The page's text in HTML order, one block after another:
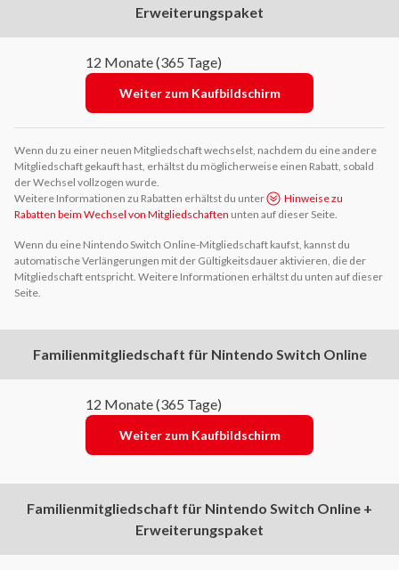
Erweiterungspaket
12 Monate (365 Tage)
Weiter zum Kaufbildschirm
Wenn du zu einer neuen Mitgliedschaft wechselst, nachdem du eine andere
Mitgliedschaft gekauft hast, erhältst du möglicherweise einen Rabatt, sobald
der Wechsel vollzogen wurde.
Weitere Informationen zu Rabatten erhältst du unter
Hinweise zu
Rabatten beim Wechsel von Mitgliedschaften unten auf dieser Seite.
Wenn du eine Nintendo Switch Online-Mitgliedschaft kaufst, kannst du
automatische Verlängerungen mit der Gültigkeitsdauer aktivieren, die der
Mitgliedschaft entspricht. Weitere Informationen erhältst du unten auf dieser
Seite.
Familienmitgliedschaft für Nintendo Switch Online
12 Monate (365 Tage)
Weiter zum Kaufbildschirm
Familienmitgliedschaft für Nintendo Switch Online +
Erweiterungspaket